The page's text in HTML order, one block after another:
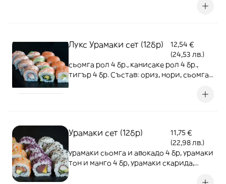
Лукс Урамаки сет (12бр)
12,54 €
(24,53 лв.)
сьомга рол 4 бр., канисаке рол 4 бр.,
тигър 4 бр. Състав: ориз, нори, сьомга,
Урамаки сет (12бр)
11,75 €
(22,98 лв.)
урамаки сьомга и авокадо 4 бр, урамаки
тон и манго 4 бр, урамаки скарида,